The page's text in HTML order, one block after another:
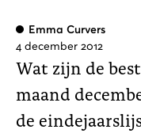
Emma Curvers
4 december 2012
Wat zijn de
maand
de